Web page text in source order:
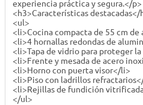
experiencia práctica y segura.</p>
<h3>Características destacadas</
<ul>
<li>Cocina compacta de 55 cm de
<li>4 hornallas redondas de
<li>Tapa de vidrio para proteger
<li>Frente y mesada de acero
<li>Horno con puerta visor</li>
<li>Piso con ladrillos
<li>Rejillas de fundición
</ul>